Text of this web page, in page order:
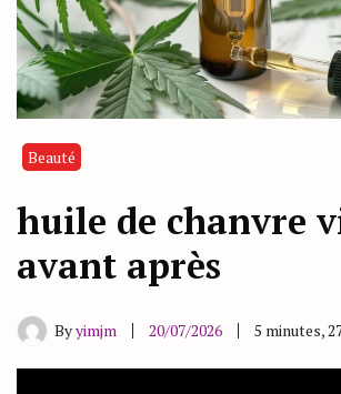
Beauté
huile de chanvre
avant après
Byyimjm 20/07/2026 5 minutes,